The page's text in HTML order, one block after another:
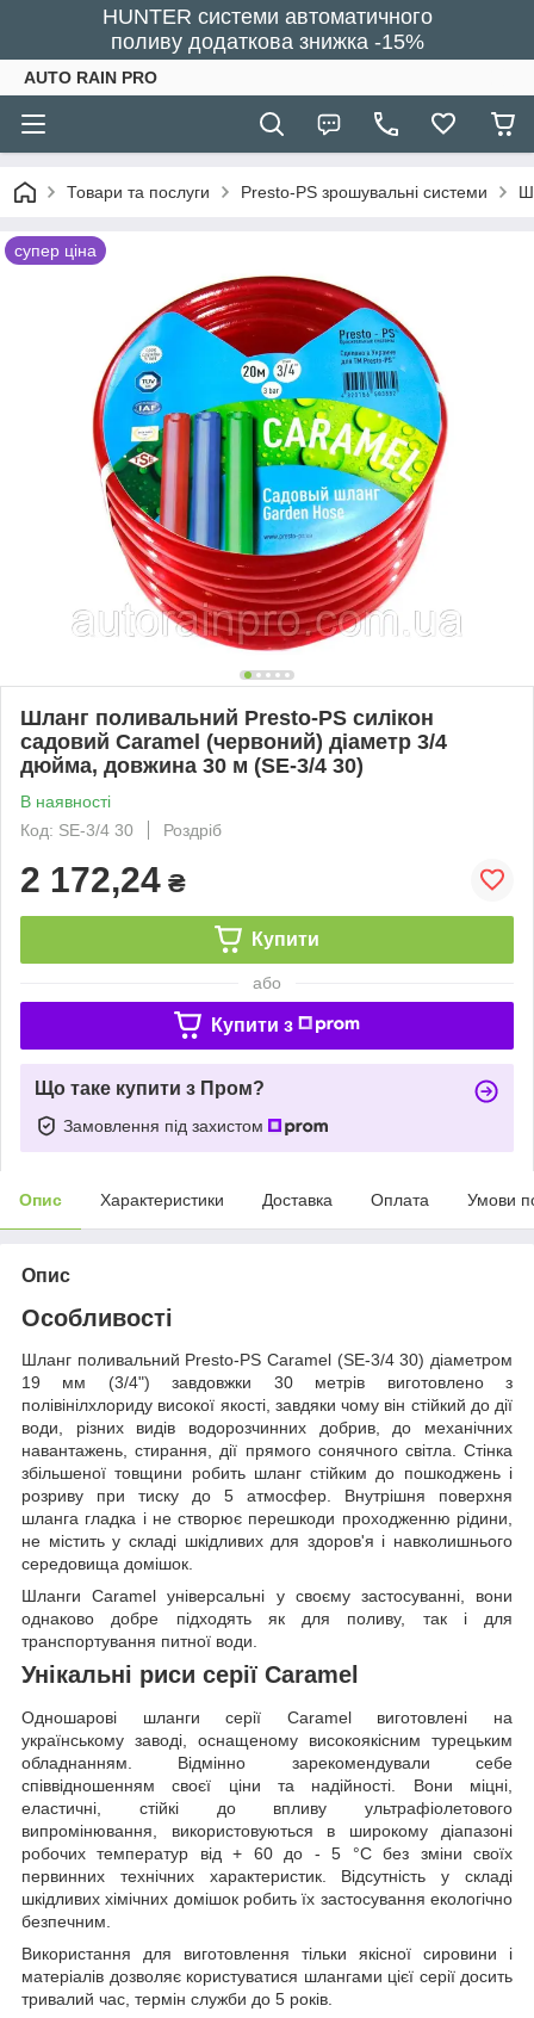
HUNTER системи автоматичного
поливу додаткова знижка -15%
AUTO RAIN PRO
Товари та послуги Presto-PS зрошувальні системи
супер ціна
Шланг поливальний Presto-PS силікон
садовий Caramel (червоний) діаметр 3/4
дюйма, довжина 30 м (SE-3/4 30)
В наявності
Код: SE-3/4 30
Роздріб
2 172,24 ₴
Купити
або
Купити з
Що таке купити з Пром?
Замовлення під захистом
Опис Характеристики Доставка Оплата Умови
Опис
Особливості
Шланг поливальний Presto-PS Caramel (SE-3/4 30) діаметром
19 мм (3/4") завдовжки 30 метрів виготовлено з
полівінілхлориду високої якості, завдяки чому він стійкий до дії
води, різних видів водорозчинних добрив, до механічних
навантажень, стирання, дії прямого сонячного світла. Стінка
збільшеної товщини робить шланг стійким до пошкоджень і
розриву при тиску до 5 атмосфер. Внутрішня поверхня
шланга гладка і не створює перешкоди проходженню рідини,
не містить у складі шкідливих для здоров'я і навколишнього
середовища домішок.
Шланги Caramel універсальні у своєму застосуванні, вони
однаково добре підходять як для поливу, так і для
транспортування питної води.
Унікальні риси серії Caramel
Одношарові шланги серії Caramel виготовлені на
українському заводі, оснащеному високоякісним турецьким
обладнанням. Відмінно зарекомендували себе
співвідношенням своєї ціни та надійності. Вони міцні,
еластичні, стійкі до впливу ультрафіолетового
випромінювання, використовуються в широкому діапазоні
робочих температур від + 60 до - 5 °C без зміни своїх
первинних технічних характеристик. Відсутність у складі
шкідливих хімічних домішок робить їх застосування екологічно
безпечним.
Використання для виготовлення тільки якісної сировини і
матеріалів дозволяє користуватися шлангами цієї серії досить
тривалий час, термін служби до 5 років.